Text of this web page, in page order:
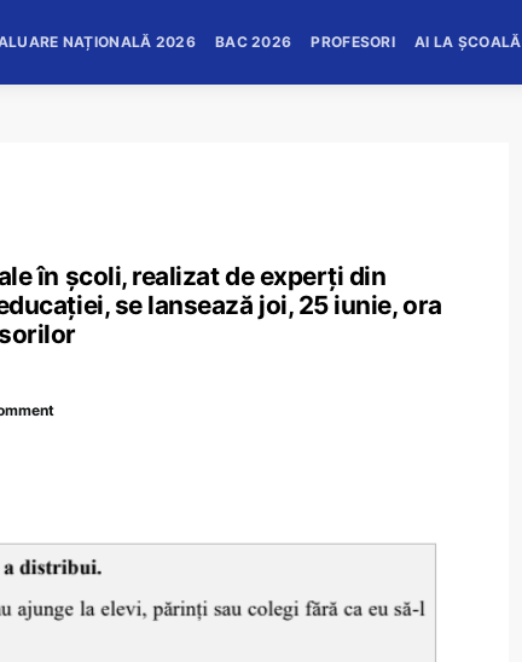
NAȚIONALĂ 2026 BAC 2026 PROFESORI AI LA ȘCOALĂ
în școli, realizat de experți din
se lansează joi, 25 iunie, ora